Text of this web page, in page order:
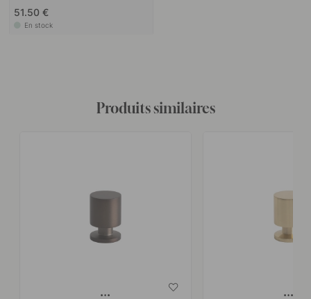
51.50 €
En stock
Produits similaires